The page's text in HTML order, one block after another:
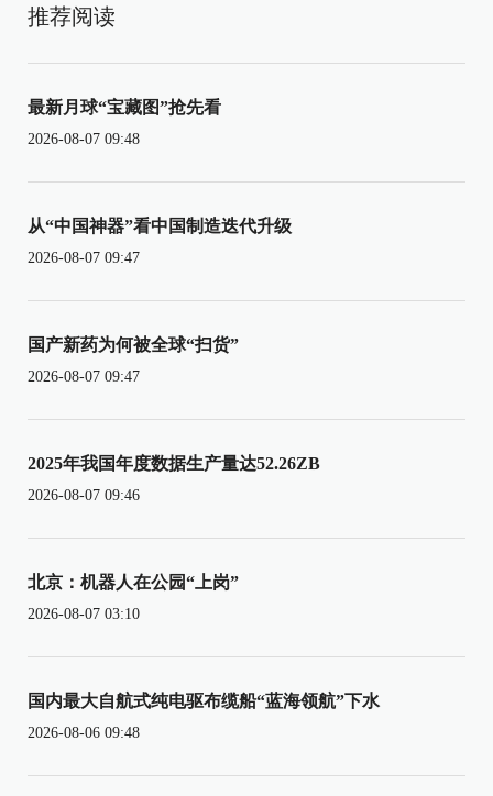
推荐阅读
最新月球“宝藏图”抢先看
2026-08-07 09:48
从“中国神器”看中国制造迭代升级
2026-08-07 09:47
国产新药为何被全球“扫货”
2026-08-07 09:47
2025年我国年度数据生产量达52.26ZB
2026-08-07 09:46
北京：机器人在公园“上岗”
2026-08-07 03:10
国内最大自航式纯电驱布缆船“蓝海领航”下水
2026-08-06 09:48